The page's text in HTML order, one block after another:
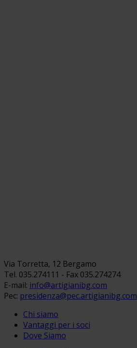
Via Torretta, 12 Bergamo
Tel. 035.274111 - Fax 035.274274
E-mail: info@artigianibg.com
Pec: presidenza@pec.artigianibg.com
Chi siamo
Vantaggi per i soci
Dove Siamo